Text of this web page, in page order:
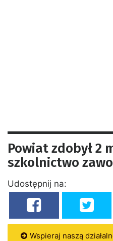
Powiat zdobył 2
szkolnictwo
Udostępnij na:
Wspieraj naszą